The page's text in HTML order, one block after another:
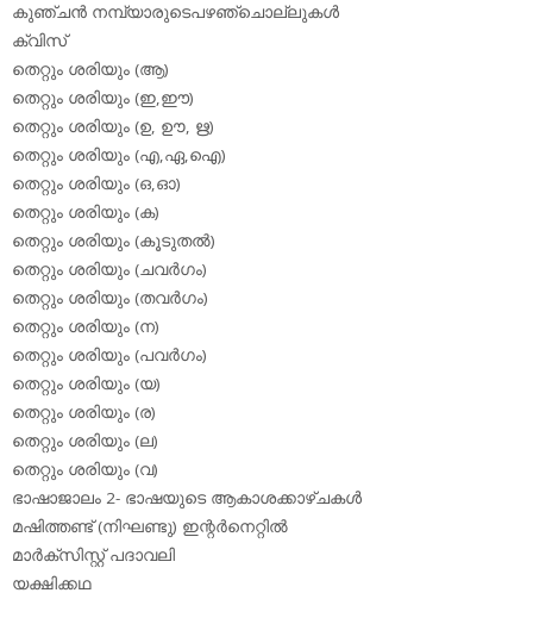
കുഞ്ചന്‍ നമ്പ്യാരുടെപഴഞ്ചൊല്ലുകള്‍
ക്വിസ്
തെറ്റും ശരിയും (ആ)
തെറ്റും ശരിയും (ഇ,ഈ)
തെറ്റും ശരിയും (ഉ, ഊ, ഋ)
തെറ്റും ശരിയും (എ,ഏ,ഐ)
തെറ്റും ശരിയും (ഒ,ഓ)
തെറ്റും ശരിയും (ക)
തെറ്റും ശരിയും (കൂടുതല്‍)
തെറ്റും ശരിയും (ചവര്‍ഗം)
തെറ്റും ശരിയും (തവര്‍ഗം)
തെറ്റും ശരിയും (ന)
തെറ്റും ശരിയും (പവര്‍ഗം)
തെറ്റും ശരിയും (യ)
തെറ്റും ശരിയും (ര)
തെറ്റും ശരിയും (ല)
തെറ്റും ശരിയും (വ)
ഭാഷാജാലം 2- ഭാഷയുടെ ആകാശക്കാഴ്ചകള്‍
മഷിത്തണ്ട് (നിഘണ്ടു) ഇന്റര്‍നെറ്റില്‍
മാര്‍ക്‌സിസ്റ്റ് പദാവലി
യക്ഷിക്കഥ